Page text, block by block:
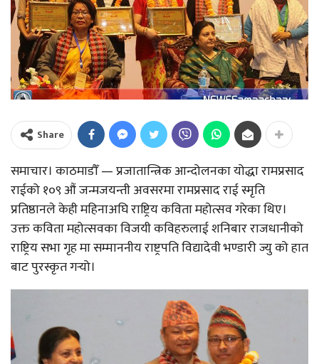
Share
समाचार। काठमाडौँ — प्रजातान्त्रिक आन्दोलनका योद्धा रामप्रसाद
राईको १०९ औं जन्मजयन्ती अवसरमा रामप्रसाद राई स्मृति
प्रतिष्ठानले केही महिनाअघि राष्ट्रिय कविता महोत्सव गरेका थिए।
उक्त कविता महोत्सवका विजयी कविहरुलाई शनिबार राजधानीको
राष्ट्रिय सभा गृह मा सम्माननीय राष्ट्रपति विद्यादेवी भण्डारी ज्यु को हात
बाट पुरस्कृत गर्‍यो।